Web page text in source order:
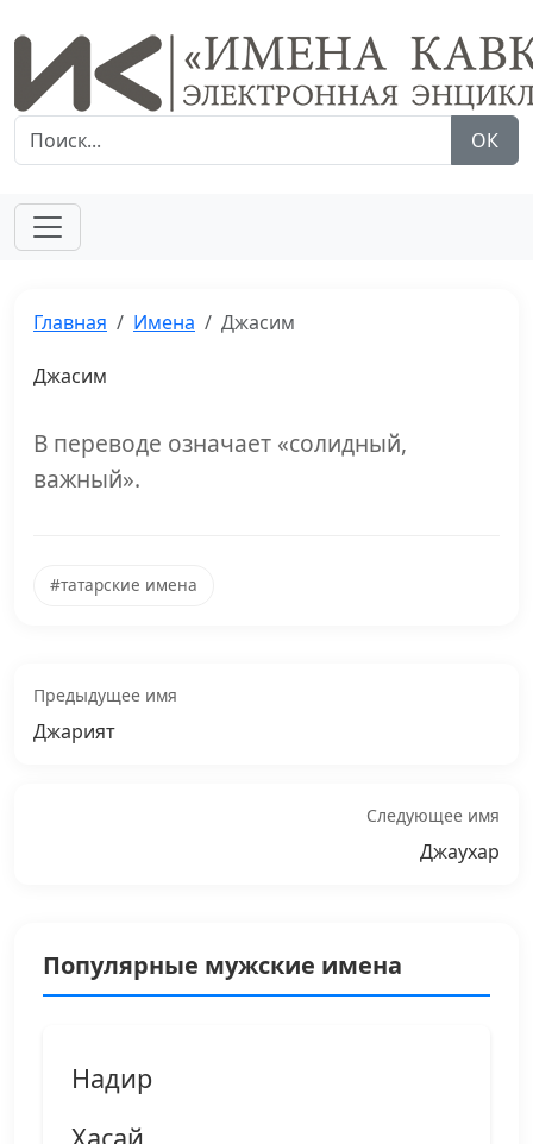
ОК
Главная Имена Джасим
Джасим
В переводе означает «солидный,
важный».
#татарские имена
Предыдущее имя
Джарият
Следующее имя
Джаухар
Популярные мужские имена
Надир